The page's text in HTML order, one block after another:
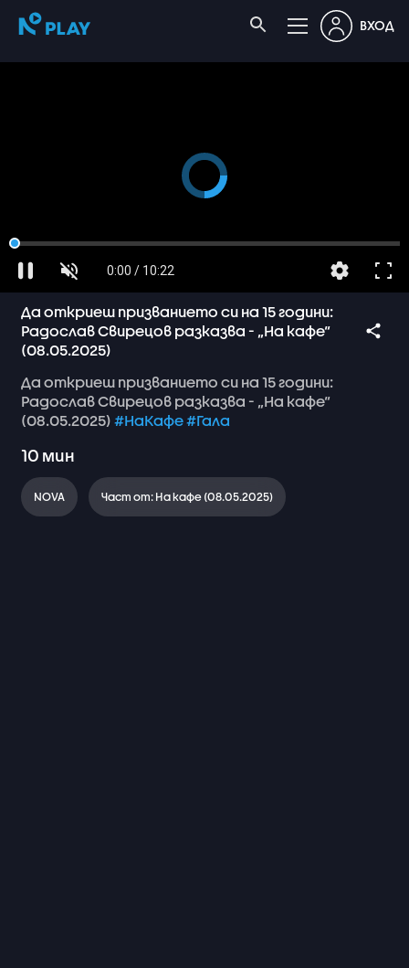
ВХОД
0:00 / 10:22
Да откриеш призванието си на 15 години:
Радослав Свирецов разказва - „На кафе“
(08.05.2025)
Да откриеш призванието си на 15години:
РадославСвирецов разказва - „На кафе“
(08.05.2025) #НаКафе#Гала
10 мин
NOVA Част от: На кафе (08.05.2025)